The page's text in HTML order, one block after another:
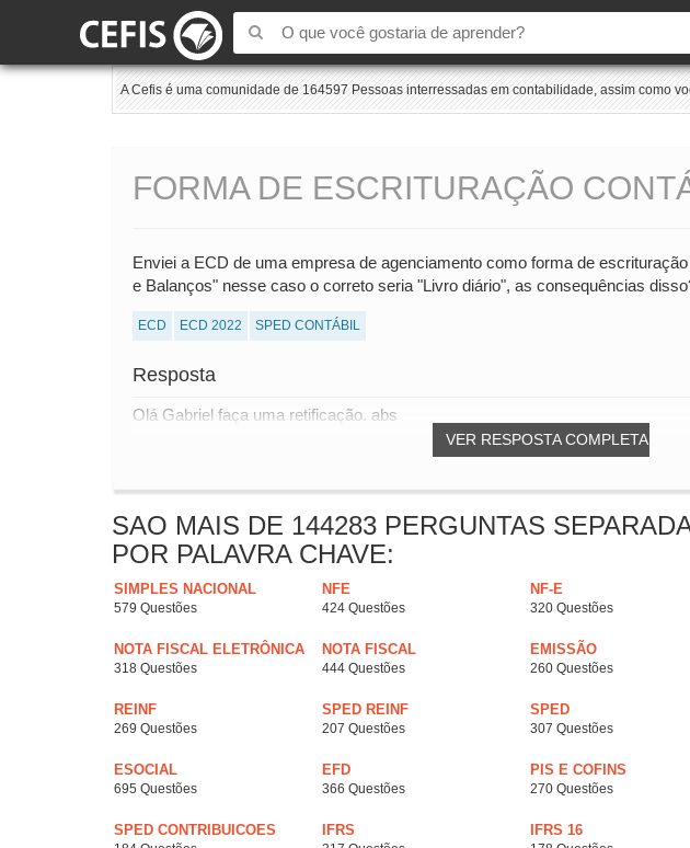
A Cefis é uma comunidade de 164597 Pessoas interressadas em contabilidade, assim como
FORMA DE ESCRITURAÇÃO
Enviei a ECD de uma empresa de agenciamento como forma de
e Balanços" nesse caso o correto seria "Livro diário", as consequências
ECD ECD 2022 SPED CONTÁBIL
Resposta
VER RESPOSTA COMPLETA
Olá Gabriel faça uma retificação. abs
SAO MAIS DE 144283 PERGUNTAS
POR PALAVRA CHAVE:
SIMPLES NACIONAL
579 Questões
NFE
424 Questões
NF-E
320 Questões
NOTA FISCAL ELETRÔNICA
318 Questões
NOTA FISCAL
444 Questões
EMISSÃO
260 Questões
REINF
269 Questões
SPED REINF
207 Questões
SPED
307 Questões
ESOCIAL
695 Questões
EFD
366 Questões
PIS E COFINS
270 Questões
SPED CONTRIBUICOES IFRS IFRS 16